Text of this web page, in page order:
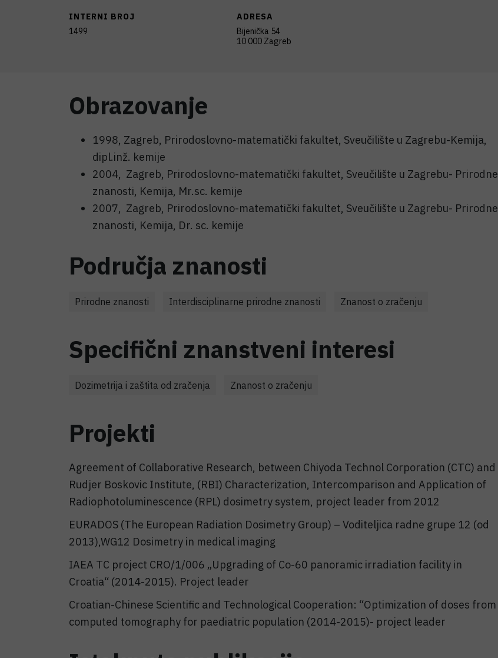
INTERNI BROJ
1499
ADRESA
Bijenička 54
10 000 Zagreb
Obrazovanje
1998, Zagreb, Prirodoslovno-matematički fakultet, Sveučilište u Zagrebu-Kemija,
dipl.inž. kemije
2004, Zagreb, Prirodoslovno-matematički fakultet, Sveučilište u Zagrebu- Prirodne
znanosti, Kemija, Mr.sc. kemije
2007, Zagreb, Prirodoslovno-matematički fakultet, Sveučilište u Zagrebu- Prirodne
znanosti, Kemija, Dr. sc. kemije
Područja znanosti
Prirodne znanosti Interdisciplinarne prirodne znanosti Znanost o zračenju
Specifični znanstveni interesi
Dozimetrija i zaštita od zračenja Znanost o zračenju
Projekti
Agreement of Collaborative Research, between Chiyoda Technol Corporation (CTC) and
Rudjer Boskovic Institute, (RBI) Characterization, Intercomparison and Application of
Radiophotoluminescence (RPL) dosimetry system, project leader from 2012
EURADOS (The European Radiation Dosimetry Group) – Voditeljica radne grupe 12 (od
2013),WG12 Dosimetry in medical imaging
IAEA TC project CRO/1/006 „Upgrading of Co-60 panoramic irradiation facility in
Croatia“ (2014-2015). Project leader
Croatian-Chinese Scientific and Technological Cooperation: “Optimization of doses from
computed tomography for paediatric population (2014-2015)- project leader